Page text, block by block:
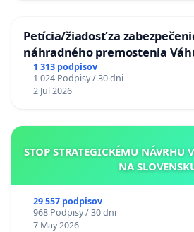
Petícia/žiadosť za
náhradného premostenia
uzávery Vážskeho mosta v
1 313 podpisov
1 024 Podpisy / 30 dni
2 Jul 2026
STOP STRATEGICKÉMU NÁVRHU
NA
29 557 podpisov
968 Podpisy / 30 dni
7 May 2026